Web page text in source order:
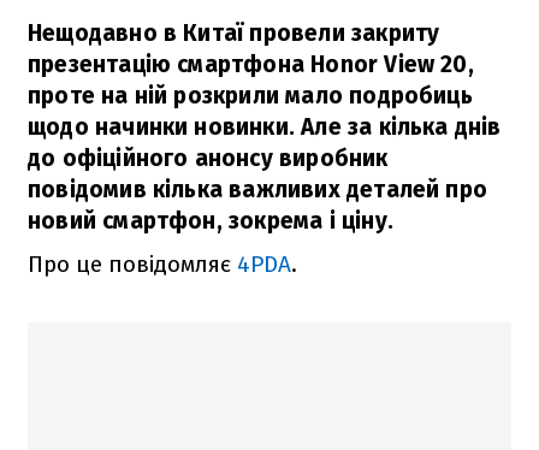
Нещодавно в Китаї провели закриту
презентацію смартфона Honor View 20,
проте на ній розкрили мало подробиць
щодо начинки новинки. Але за кілька днів
до офіційного анонсу виробник
повідомив кілька важливих деталей про
новий смартфон, зокрема і ціну.
Про це повідомляє 4PDA.